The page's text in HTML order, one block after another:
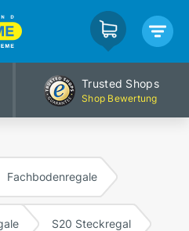
Trusted Shops
Shop Bewertung
Fachbodenregale
S20 Steckregal